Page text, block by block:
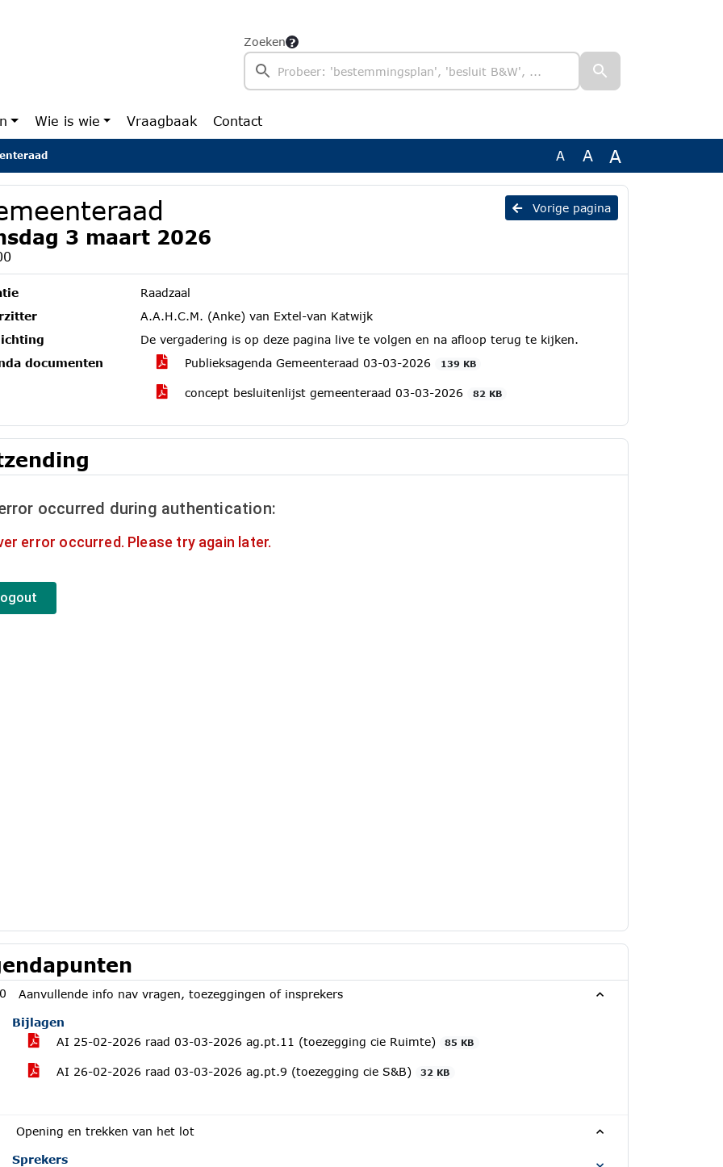
Zoeken
Wie is wie Vraagbaak Contact
A A A
Vorige pagina
3 maart 2026
Raadzaal
A.A.H.C.M. (Anke) van Extel-van Katwijk
De vergadering is op deze pagina live te volgen en na afloop terug te kijken.
documenten
Publieksagenda Gemeenteraad 03-03-2026 139 KB
concept besluitenlijst gemeenteraad 03-03-2026 82 KB
Aanvullende info nav vragen, toezeggingen of insprekers
Bijlagen
AI 25-02-2026 raad 03-03-2026 ag.pt.11 (toezegging cie Ruimte)
85 KB
AI 26-02-2026 raad 03-03-2026 ag.pt.9 (toezegging cie S&B) 32 KB
Opening en trekken van het lot
Sprekers